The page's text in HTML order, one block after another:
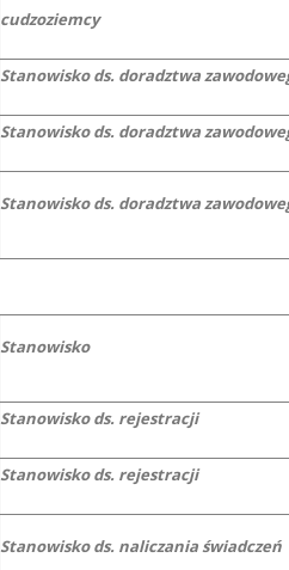
cudzoziemcy
Stanowisko ds. doradztwa
Stanowisko ds. doradztwa
Stanowisko ds. doradztwa
Stanowisko
Stanowisko ds. rejestracji
Stanowisko ds. rejestracji
Stanowisko ds. naliczania świadczeń